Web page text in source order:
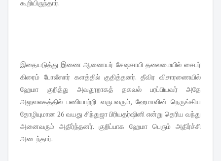
கூறியிருந்தார்.
இதையடுத்து இணை ஆணையர் சேஷசாயி தலைமையில் சைபர்
கிரைம் போலீஸார் களத்தில் குதித்தனர். தீவிர விசாரணையில்
ஹேமா குறித்து அவதூறாகத் தகவல் பரப்பியவர் அதே
அலுவலகத்தில் பணியாற்றி வருபவரும், ஹேமாவின் நெருங்கிய
தோழியுமான 26 வயது சிந்துஜா பிரியதர்ஷினி என்று தெரிய வந்து
அனைவரும் அதிர்ந்தனர். குறிப்பாக ஹேமா பெரும் அதிர்ச்சி
அடைந்தார்.